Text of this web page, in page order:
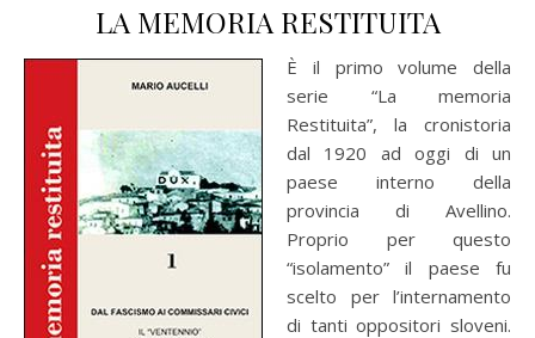
LA MEMORIA RESTITUITA
È il primo volume della
serie “La memoria
Restituita”, la cronistoria
dal 1920 ad oggi di un
paese interno della
provincia di Avellino.
Proprio per questo
“isolamento” il paese fu
scelto per l’internamento
di tanti oppositori sloveni.